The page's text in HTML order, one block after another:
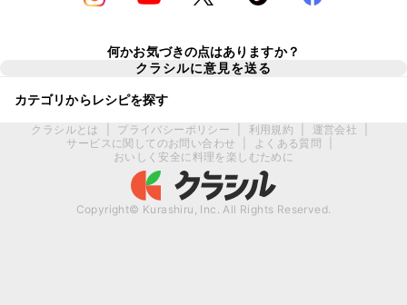
何かお気づきの点はありますか？
クラシルに意見を送る
カテゴリからレシピを探す
クラシルとは プライバシーポリシー 利用規約 運営会社
サービスに関してのお問い合わせ
よくある質問
おいしく安全に料理を楽しむために
Copyright© Kurashiru, Inc. All Rights Reserved.